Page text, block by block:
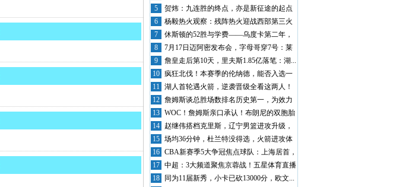
经翻...
5
贺炜：九连胜的终点，亦是新征途的起点
——湖...
6
杨毅热火观察：残阵热火迎战西部第三火
箭，巴...
7
休斯顿的52胜与学费——乌度卡第二年，
申京...
8
7月17日迈阿密发布会，字母哥穿7号：莱
利...
9
詹皇走后第10天，里夫斯1.85亿落笔：湖...
10 疯狂北伐！本赛季的伦纳德，能否入选一
阵？
11
湖人首轮遇火箭，逆袭晋级全看这两人！
老詹体...
12 詹姆斯谈总胜场数排名历史第一，为效力
的每支...
13 WOC！詹姆斯亲口承认！布朗尼的双胞胎
兄弟...
14
赵继伟搭档克里斯，辽宁男篮进攻升级，
引援还...
15 场均36分钟，杜兰特没得选，火箭进攻体
系崩...
16 CBA新赛季5大争冠焦点球队：上海居首，
广...
17 中超：3大频道聚焦京蓉战！五星体育直播
上海...
18
同为11届新秀，小卡已砍13000分，欧文...